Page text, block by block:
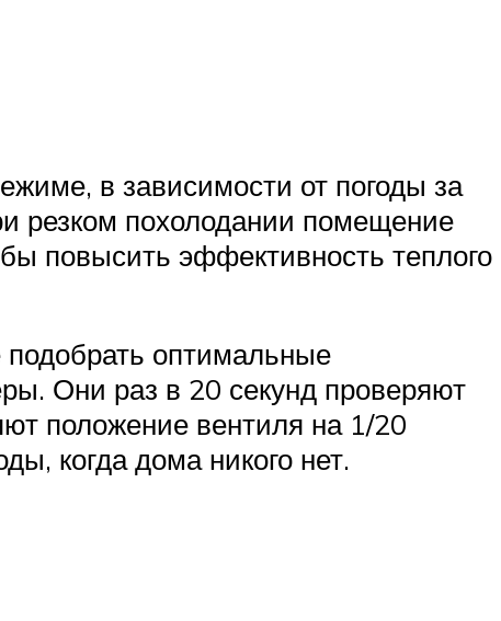
в зависимости от погоды за
резком похолодании помещение
повысить эффективность теплого
оптимальные
Они раз в 20 секунд проверяют
положение вентиля на 1/20
когда дома никого нет.